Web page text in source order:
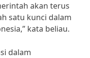
akan terus
satu kunci dalam
kata beliau.
dalam